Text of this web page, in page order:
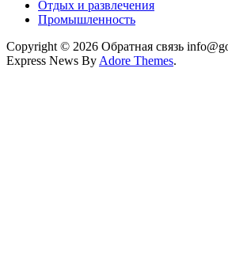
Отдых и развлечения
Промышленность
Copyright © 2026 Обратная связь
Express News By Adore Themes.